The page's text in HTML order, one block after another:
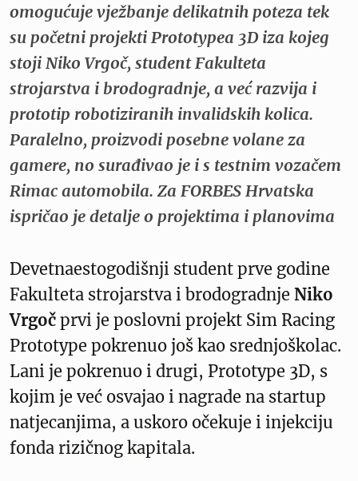
omogućuje vježbanje delikatnih poteza tek
su početni projekti Prototypea 3D iza kojeg
stoji Niko Vrgoč, student Fakulteta
strojarstva i brodogradnje, a već razvija i
prototip robotiziranih invalidskih kolica.
Paralelno, proizvodi posebne volane za
gamere, no surađivao je i s testnim vozačem
Rimac automobila. Za FORBES Hrvatska
ispričao je detalje o projektima i planovima
Devetnaestogodišnji student prve godine
Fakulteta strojarstva i brodogradnje Niko
Vrgoč prvi je poslovni projekt Sim Racing
Prototype pokrenuo još kao srednjoškolac.
Lani je pokrenuo i drugi, Prototype 3D, s
kojim je već osvajao i nagrade na startup
natjecanjima, a uskoro očekuje i injekciju
fonda rizičnog kapitala.